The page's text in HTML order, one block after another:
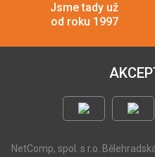
Jsme tady už
od roku 1997
NetComp, spol. s r.o.